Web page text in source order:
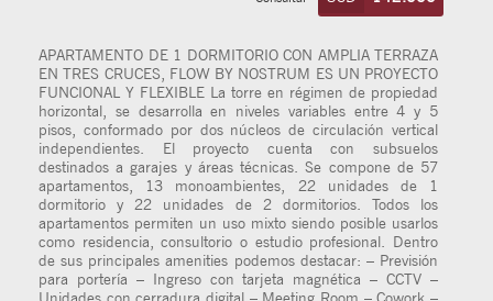
APARTAMENTO DE 1 DORMITORIO CON AMPLIA TERRAZA
EN TRES CRUCES, FLOW BY NOSTRUM ES UN PROYECTO
FUNCIONAL Y FLEXIBLE La torre en régimen de propiedad
horizontal, se desarrolla en niveles variables entre 4 y 5
pisos, conformado por dos núcleos de circulación vertical
independientes. El proyecto cuenta con subsuelos
destinados a garajes y áreas técnicas. Se compone de 57
apartamentos, 13 monoambientes, 22 unidades de 1
dormitorio y 22 unidades de 2 dormitorios. Todos los
apartamentos permiten un uso mixto siendo posible usarlos
como residencia, consultorio o estudio profesional. Dentro
de sus principales amenities podemos destacar: – Previsión
para portería – Ingreso con tarjeta magnética – CCTV –